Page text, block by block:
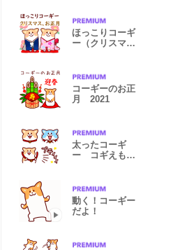
ほっこりコーギ
ー（クリスマ
コーギーのお正
月 2021
太ったコーギ
ー コギえもん
動く！コーギー
だよ！